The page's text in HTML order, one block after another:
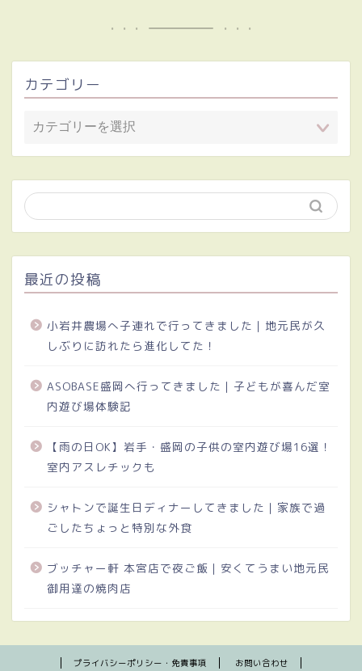
カテゴリー
最近の投稿
小岩井農場へ子連れで行ってきました｜地元民が久
しぶりに訪れたら進化してた！
ASOBASE盛岡へ行ってきました｜子どもが喜んだ室
内遊び場体験記
【雨の日OK】岩手・盛岡の子供の室内遊び場16選！
室内アスレチックも
シャトンで誕生日ディナーしてきました｜家族で過
ごしたちょっと特別な外食
ブッチャー軒 本宮店で夜ご飯｜安くてうまい地元民
御用達の焼肉店
プライバシーポリシー・免責事項 お問い合わせ